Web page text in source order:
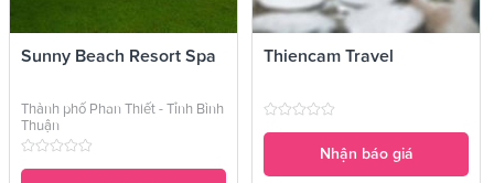
Sunny Beach Resort Spa
Thành phố Phan Thiết - Tỉnh Bình
Thuận
Thiencam Travel
Nhận báo giá